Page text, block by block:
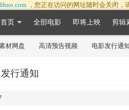
，您正在访问的网址随时会关闭
首页 全部电影 即将上映 剪辑
材网盘 高清预告视频 电影发行通
行通知